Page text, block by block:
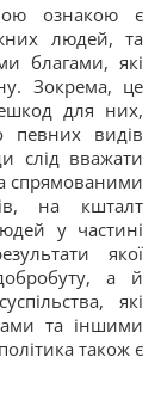
ознакою є
людей, та
благами, які
Зокрема, це
для них,
певних видів
слід вважати
спрямованими
на кшталт
у частині
якої
а й
які
та іншими
також є